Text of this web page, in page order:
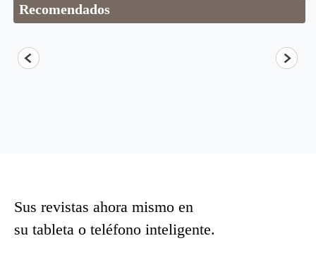
Recomendados
Sus revistas ahora mismo en
su tableta o teléfono inteligente.